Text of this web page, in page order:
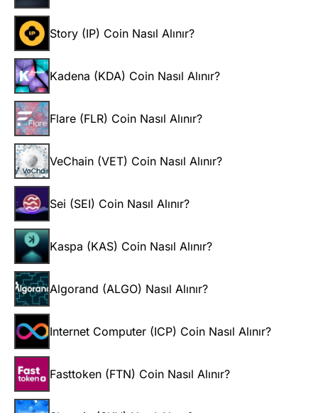
Story (IP) Coin Nasıl Alınır?
Kadena (KDA) Coin Nasıl Alınır?
Flare (FLR) Coin Nasıl Alınır?
VeChain (VET) Coin Nasıl Alınır?
Sei (SEI) Coin Nasıl Alınır?
Kaspa (KAS) Coin Nasıl Alınır?
Algorand (ALGO) Nasıl Alınır?
Internet Computer (ICP) Coin Nasıl Alınır?
Fasttoken (FTN) Coin Nasıl Alınır?